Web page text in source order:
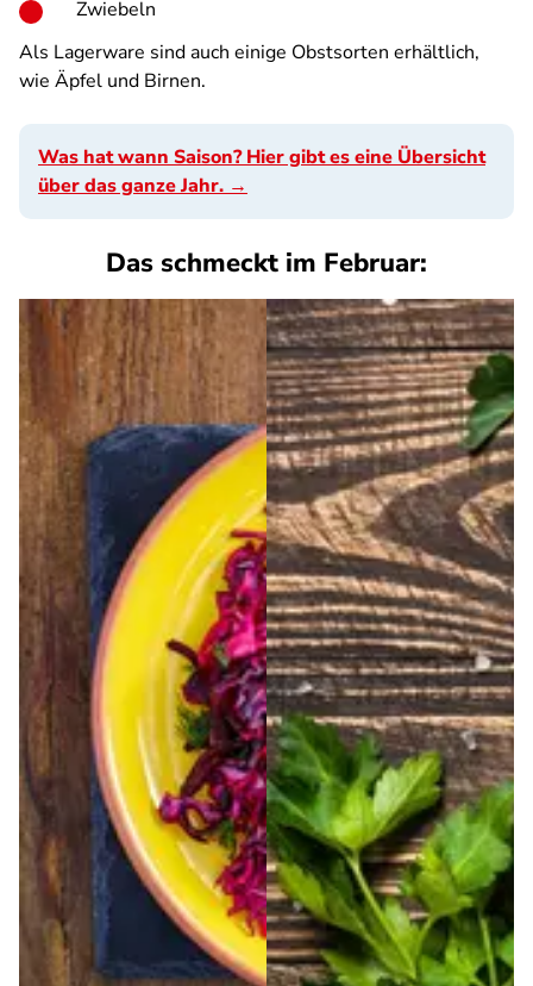
Zwiebeln
Als Lagerware sind auch einige Obstsorten erhältlich,
wie Äpfel und Birnen.
Was hat wann Saison? Hier gibt es eine Übersicht
über das ganze Jahr. →
Das schmeckt im Februar: